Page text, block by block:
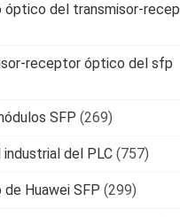
óptico del transmisor-
receptor óptico del sfp
SFP (269)
del PLC (757)
de Huawei SFP (299)